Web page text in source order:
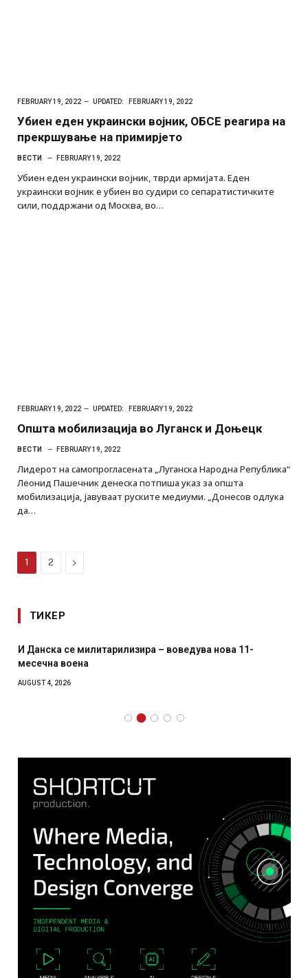
FEBRUARY 19, 2022 UPDATED: FEBRUARY 19, 2022
Убиен еден украински војник, ОБСЕ реагира на
прекршување на примирјето
ВЕСТИ FEBRUARY 19, 2022
Убиен еден украински војник, тврди армијата. Еден
украински војник е убиен во судири со сепаратистичките
сили, поддржани од Москва, во…
FEBRUARY 19, 2022 UPDATED: FEBRUARY 19, 2022
Општа мобилизација во Луганск и Доњецк
ВЕСТИ FEBRUARY 19, 2022
Лидерот на самопрогласената „Луганска Народна Република“
Леонид Пашечник денеска потпиша указ за општа
мобилизација, јавуваат руските медиуми. „Донесов одлука
да…
1 2 Next
ТИКЕР
И Данска се милитарилизира – воведува нова 11-
месечна воена
AUGUST 4, 2026